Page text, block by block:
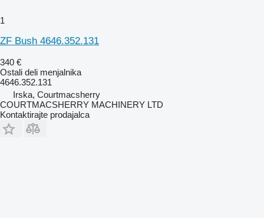
1
ZF Bush 4646.352.131
340 €
Ostali deli menjalnika
4646.352.131
Irska, Courtmacsherry
COURTMACSHERRY MACHINERY LTD
Kontaktirajte prodajalca